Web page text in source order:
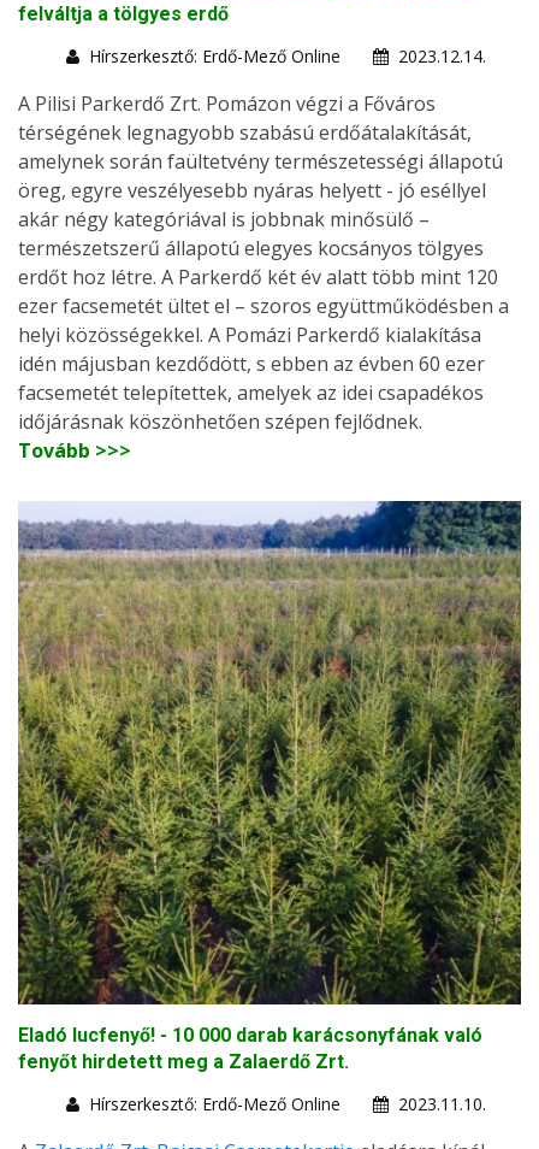
felváltja a tölgyes erdő
Hírszerkesztő: Erdő-Mező Online
2023.12.14.
A Pilisi Parkerdő Zrt. Pomázon végzi a Főváros
térségének legnagyobb szabású erdőátalakítását,
amelynek során faültetvény természetességi állapotú
öreg, egyre veszélyesebb nyáras helyett - jó eséllyel
akár négy kategóriával is jobbnak minősülő –
természetszerű állapotú elegyes kocsányos tölgyes
erdőt hoz létre. A Parkerdő két év alatt több mint 120
ezer facsemetét ültet el – szoros együttműködésben a
helyi közösségekkel. A Pomázi Parkerdő kialakítása
idén májusban kezdődött, s ebben az évben 60 ezer
facsemetét telepítettek, amelyek az idei csapadékos
időjárásnak köszönhetően szépen fejlődnek.
Tovább >>>
Eladó lucfenyő! - 10 000 darab karácsonyfának való
fenyőt hirdetett meg a Zalaerdő Zrt.
Hírszerkesztő: Erdő-Mező Online
2023.11.10.